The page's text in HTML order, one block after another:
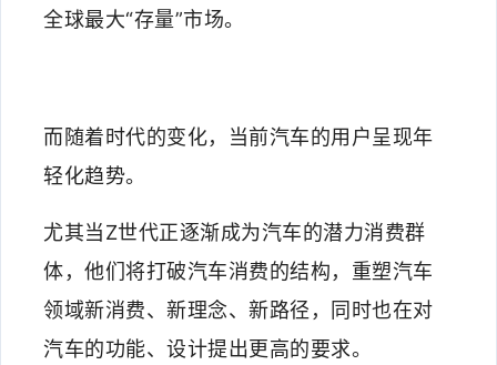
全球最大“存量”市场。
而随着时代的变化，当前汽车的用户呈现年
轻化趋势。
尤其当Z世代正逐渐成为汽车的潜力消费群
体，他们将打破汽车消费的结构，重塑汽车
领域新消费、新理念、新路径，同时也在对
汽车的功能、设计提出更高的要求。